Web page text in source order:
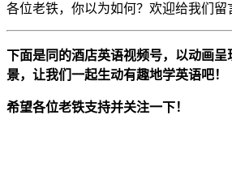
各位老铁，你以为如何​？欢迎给我们​留
下面是同的酒店英语视频号， 以动画呈
景， 让我们一起生动有趣地学英语吧！
希望各位老铁支持并关注一下！